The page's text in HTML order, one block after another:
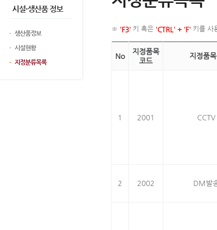
시설·생산품 정보
생산품정보
시설현황
지정분류목록
※ 'F3' 키 혹은 'CTRL' + 'F' 키를 사
No
지정품목
코드
지정품
1 2001 CCTV
2 2002 DM발